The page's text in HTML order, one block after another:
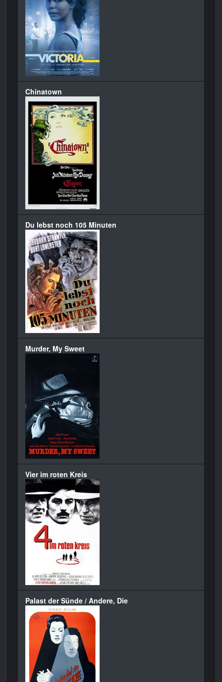
Chinatown
Du lebst noch 105 Minuten
Murder, My Sweet
Vier im roten Kreis
Palast der Sünde / Andere, Die